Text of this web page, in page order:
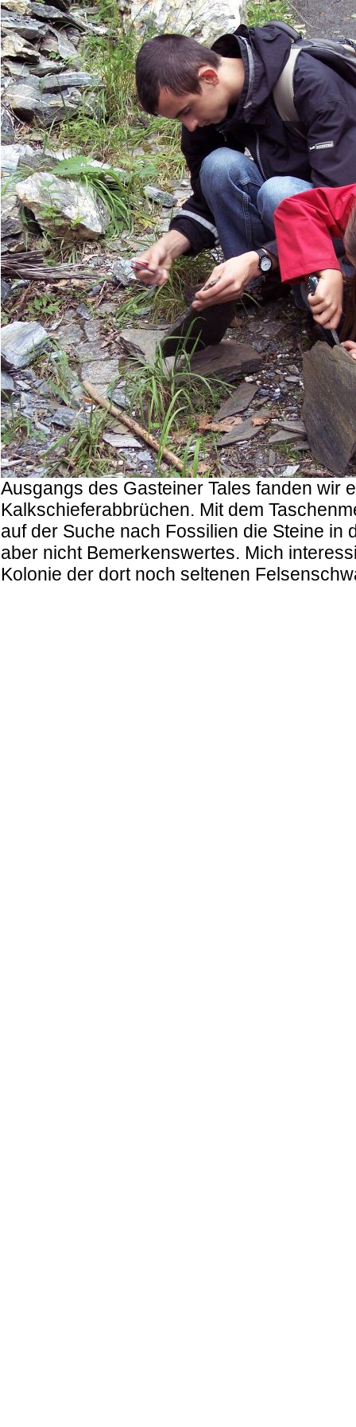
Ausgangs des Gasteiner Tales fanden wir
Kalkschieferabbrüchen. Mit dem
auf der Suche nach Fossilien die Steine in
aber nicht Bemerkenswertes. Mich
Kolonie der dort noch seltenen